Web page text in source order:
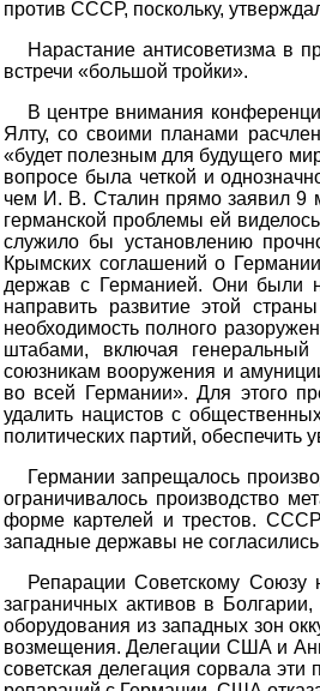
против СССР, поскольку,
Нарастание антисоветизма в
встречи «большой тройки».
В центре внимания
Ялту, со своими планами
«будет полезным для будущего
вопросе была четкой и
чем И. В. Сталин прямо заявил 9
германской проблемы ей
служило бы установлению
Крымских соглашений о
держав с Германией. Они были
направить развитие этой
необходимость полного
штабами, включая
союзникам вооружения и
во всей Германии». Для этого
удалить нацистов с
политических партий, обеспечить
Германии запрещалось
ограничивалось производство
форме картелей и трестов.
западные державы не согласились
Репарации Советскому Союзу
заграничных активов в
оборудования из западных зон
возмещения. Делегации США и
советская делегация сорвала